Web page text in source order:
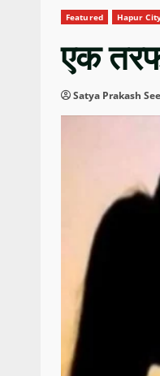
Featured Hapur
एक
Satya Prakash